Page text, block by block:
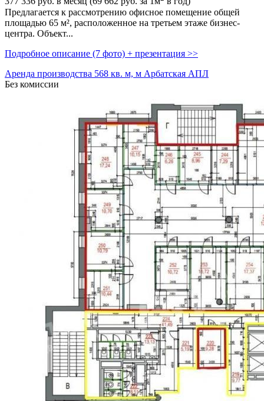
Предлагается к рассмотрению офисное помещение общей
площадью 65 м²,­ расположенное на третьем этаже бизнес-
центра. Объект...
Подробное описание (7 фото) + презентация >>
Аренда производства 568 кв. м, м Арбатская АПЛ
Без комиссии